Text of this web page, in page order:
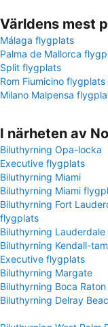
Världens mest
Málaga flygplats
Palma de Mallorca
Split flygplats
Rom Fiumicino flygplats
Milano Malpensa
I närheten av
Biluthyrning Opa-locka
Executive flygplats
Biluthyrning Miami
Biluthyrning Miami
Biluthyrning Fort
flygplats
Biluthyrning Lauderdale
Biluthyrning Kendall-
Executive flygplats
Biluthyrning Margate
Biluthyrning Boca Raton
Biluthyrning Delray